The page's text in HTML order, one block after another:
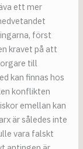
ett mer
först
kravet på att
till
kan finnas hos
konflikten
emellan kan
är således inte
vara falskt